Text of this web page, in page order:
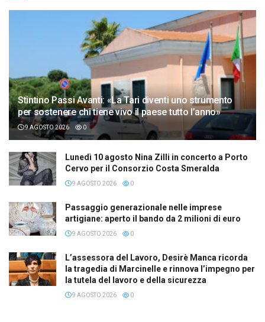
Stintino Passi Avanti: «La Tari diventi uno strumento
per sostenere chi tiene vivo il paese tutto l’anno»
9 AGOSTO 2026 0
Lunedì 10 agosto Nina Zilli in concerto a Porto
Cervo per il Consorzio Costa Smeralda
9 AGOSTO 2026 0
Passaggio generazionale nelle imprese
artigiane: aperto il bando da 2 milioni di euro
9 AGOSTO 2026 0
L’assessora del Lavoro, Desirè Manca ricorda
la tragedia di Marcinelle e rinnova l’impegno per
la tutela del lavoro e della sicurezza
9 AGOSTO 2026 0